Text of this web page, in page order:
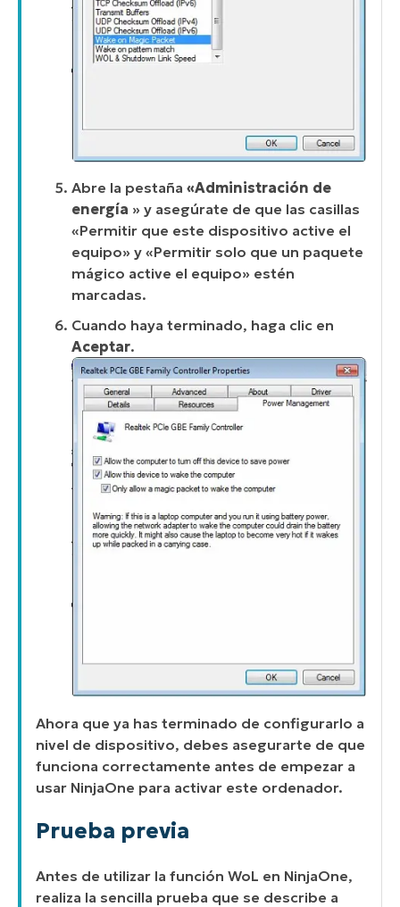
Abre la pestaña «Administración de
energía » y asegúrate de que las casillas
«Permitir que este dispositivo active el
equipo» y «Permitir solo que un paquete
mágico active el equipo» estén
marcadas.
Cuando haya terminado, haga clic en
Aceptar.
Ahora que ya has terminado de configurarlo a
nivel de dispositivo, debes asegurarte de que
funciona correctamente antes de empezar a
usar NinjaOne para activar este ordenador.
Prueba previa
Antes de utilizar la función WoL en NinjaOne,
realiza la sencilla prueba que se describe a